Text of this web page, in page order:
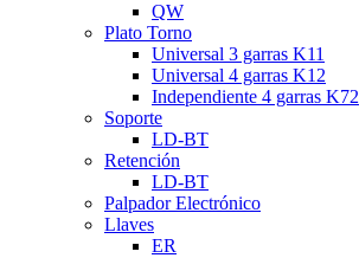
QW
Plato Torno
Universal 3 garras K11
Universal 4 garras K12
Independiente 4 garras K72
Soporte
LD-BT
Retención
LD-BT
Palpador Electrónico
Llaves
ER